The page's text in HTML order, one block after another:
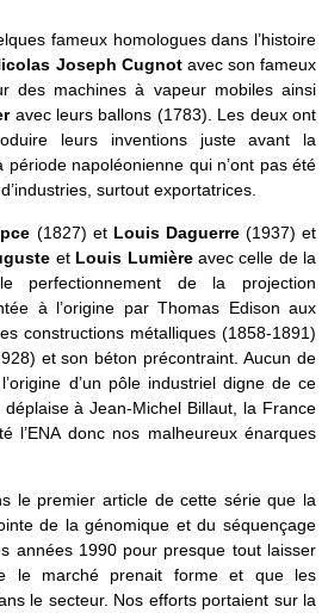
fameux homologues dans l’histoire
Joseph Cugnot avec son fameux
des machines à vapeur mobiles ainsi
avec leurs ballons (1783). Les deux ont
leurs inventions juste avant la
période napoléonienne qui n’ont pas été
surtout exportatrices.
(1827) et Louis Daguerre (1937) et
et Louis Lumière avec celle de la
perfectionnement de la projection
à l’origine par Thomas Edison aux
constructions métalliques (1858-1891)
et son béton précontraint. Aucun de
d’un pôle industriel digne de ce
déplaise à Jean-Michel Billaut, la France
l’ENA donc nos malheureux énarques
le premier article de cette série que la
de la génomique et du séquençage
années 1990 pour presque tout laisser
le marché prenait forme et que les
le secteur. Nos efforts portaient sur la